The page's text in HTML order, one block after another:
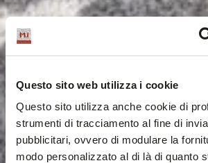
Questo sito web utilizza i cookie
Questo sito utilizza anche cookie di
strumenti di tracciamento al fine di
pubblicitari, ovvero di modulare la
modo personalizzato al di là di quanto